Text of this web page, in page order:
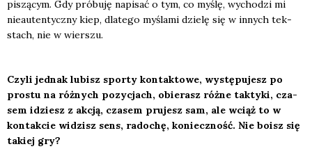
piszą­cym. Gdy pró­bu­ję napi­sać o tym, co myślę, wycho­dzi mi
nie­au­ten­tycz­ny kiep, dla­te­go myśla­mi dzie­lę się w innych tek­
stach, nie w wier­szu.
Czy­li jed­nak lubisz spor­ty kon­tak­to­we, wystę­pu­jesz po
pro­stu na róż­nych pozy­cjach, obie­rasz róż­ne tak­ty­ki, cza­
sem idziesz z akcją, cza­sem pru­jesz sam, ale wciąż to w
kon­tak­cie widzisz sens, rado­chę, koniecz­ność. Nie boisz się
takiej gry?